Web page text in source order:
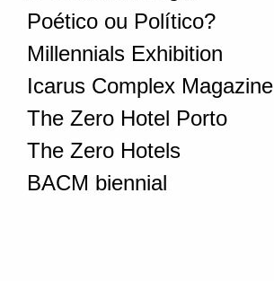
Poético ou Político?
Millennials Exhibition
Icarus Complex Magazine
The Zero Hotel Porto
The Zero Hotels
BACM biennial